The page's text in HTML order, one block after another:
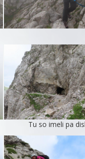
Tu so imeli pa